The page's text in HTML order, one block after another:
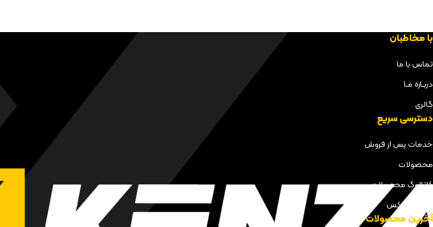
با مخاطبان
تماس با ما
دربـاره مـا
گالری
دسترسی سریع
خدمات پس از فروش
محصولات
کاتالوگ محصولات
مجله کنزاکس
آخرین محصولات